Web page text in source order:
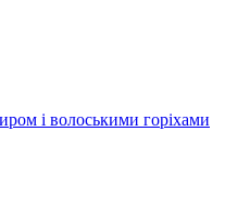
і волоськими горіхами